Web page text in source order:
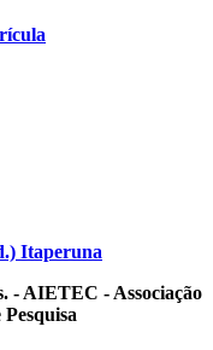
Itaperuna
- AIETEC - Associação